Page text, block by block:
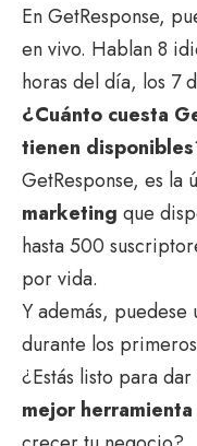
En GetResponse,
en vivo. Hablan 8
horas del día, los 7
¿Cuánto cuesta
tienen
GetResponse, es la
marketing que
hasta 500
por vida.
Y además, puedese
durante los
¿Estás listo para
mejor